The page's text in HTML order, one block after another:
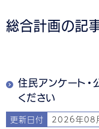
総合計画の記
住民アンケート・
ください
更新日付 2026年08